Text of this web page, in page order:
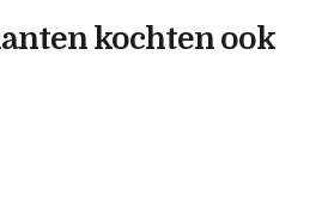
kochten ook